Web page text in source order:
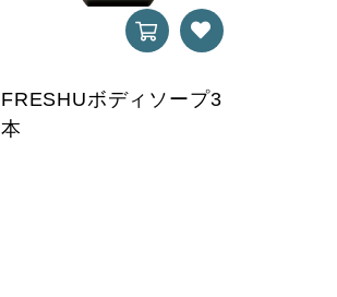
FRESHUボディソープ3
本